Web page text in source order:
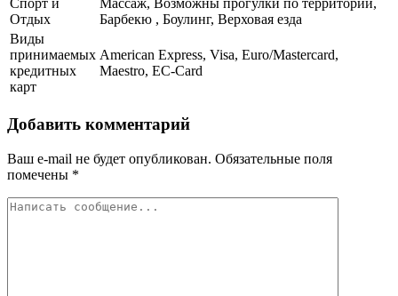
Спорт и
Отдых
Массаж, Возможны прогулки по территории,
Барбекю , Боулинг, Верховая езда
Виды
принимаемых
кредитных
карт
American Express, Visa, Euro/Mastercard,
Maestro, EC-Card
Добавить комментарий
Ваш e-mail не будет опубликован. Обязательные поля
помечены *